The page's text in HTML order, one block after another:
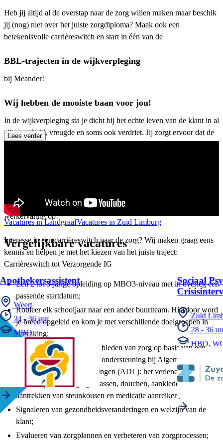
Heb jij altijd al de overstap naar de zorg willen maken maar beschik
jij (nog) niet over het juiste zorgdiploma? Maak ook een
betekenisvolle carrièreswitch en start in één van de
BBL-trajecten in de wijkverpleging
bij Meander!
Wij hebben de mooiste baan voor jou!
In de wijkverpleging sta je dicht bij het echte leven van de klant in al
zijn puurheid, vreugde en soms ook verdriet. Jij zorgt ervoor dat de
benodigde kennis aangereikt, maar bouw je ook direct waardevolle
werkervaring op!
Interesse in een carrièreswitch naar de zorg? Wij maken graag eens
kennis en helpen je met het kiezen van het juiste traject:
Carrièreswitch tot Verzorgende IG
Een 2 tot 3-jarige opleiding op MBO3-niveau met in overleg een
passende startdatum;
Rouleer elk schooljaar naar een ander buurtteam. Hierdoor word
je breed opgeleid en kom je met verschillende doelgroepen in
aanraking;
Jij gaat aan de slag met het bieden van zorg op basis van een
zorgplan. Denk hierbij aan ondersteuning bij Algemene
Dagelijkse Levensverrichtingen (ADL): het verlenen van
lichamelijke verzorging: wassen, douchen, aankleden,
aantrekken van steunkousen en medicatie aanreiken;
Signaleren van gezondheidsveranderingen en welzijn van de
klant;
Evalueren van zorgplannen en verbeteren van zorgprocessen;
Lees verder
Vacatures in LandgraafVacatures in Zuid Limburg
Vergelijkbare vacatures
Apothekersassistent
Weert
24 - 36 uur
MBO
Sociaal
Zuid
28 - 36
HBO,